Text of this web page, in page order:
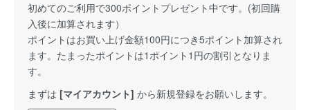
初めてのご利用で300ポイントプレゼント中です。(初回購
入後に加算されます）
ポイントはお買い上げ金額100円につき5ポイント加算され
ます。たまったポイントは1ポイント1円の割引となりま
す。
まずは [マイアカウント] から新規登録をお願いします。